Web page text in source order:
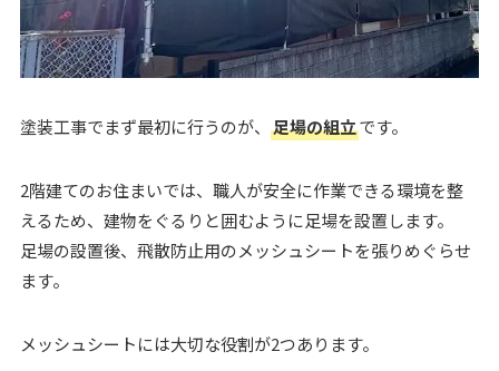
塗装工事でまず最初に行うのが、 足場の組立です。
2階建てのお住まいでは、職人が安全に作業できる環境を整
えるため、建物をぐるりと囲むように足場を設置します。
足場の設置後、飛散防止用のメッシュシートを張りめぐらせ
ます。
メッシュシートには大切な役割が2つあります。